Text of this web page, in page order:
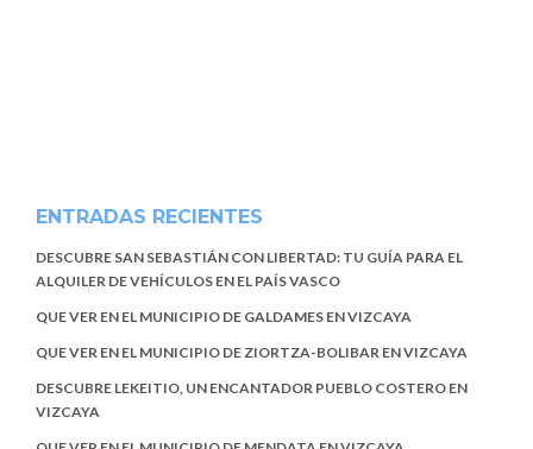
ENTRADAS RECIENTES
DESCUBRE SAN SEBASTIÁN CON LIBERTAD: TU GUÍA PARA EL
ALQUILER DE VEHÍCULOS EN EL PAÍS VASCO
QUE VER EN EL MUNICIPIO DE GALDAMES EN VIZCAYA
QUE VER EN EL MUNICIPIO DE ZIORTZA-BOLIBAR EN VIZCAYA
DESCUBRE LEKEITIO, UN ENCANTADOR PUEBLO COSTERO EN
VIZCAYA